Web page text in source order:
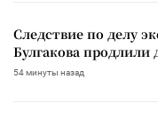
Следствие по делу
Булгакова продлили
54 минуты назад